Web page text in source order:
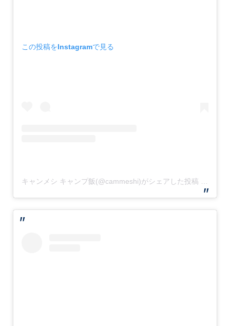
この投稿をInstagramで見る
キャンメシ キャンプ飯(@cammeshi)がシェアした投稿